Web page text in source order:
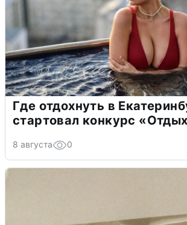
Где отдохнуть в
стартовал конкурс
8 августа 0